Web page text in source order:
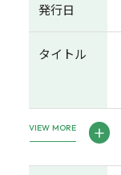
発行日
タイトル
VIEW MORE